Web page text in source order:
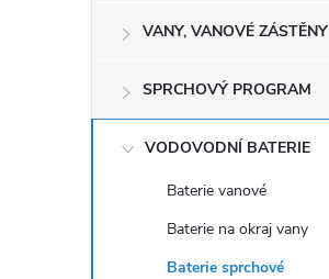
VANY, VANOVÉ ZÁSTĚNY
SPRCHOVÝ PROGRAM
VODOVODNÍ BATERIE
Baterie vanové
Baterie na okraj vany
Baterie sprchové